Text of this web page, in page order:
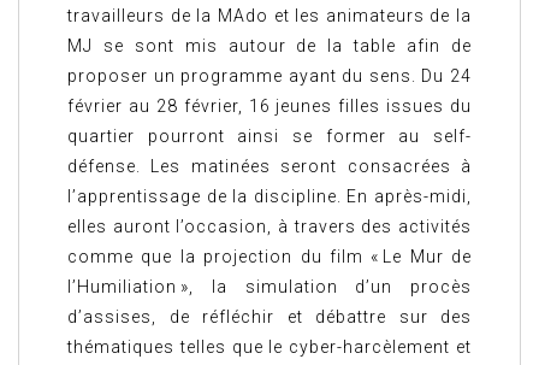
travailleurs de la MAdo et les animateurs de la
MJ se sont mis autour de la table afin de
proposer un programme ayant du sens. Du 24
février au 28 février, 16 jeunes filles issues du
quartier pourront ainsi se former au self-
défense. Les matinées seront consacrées à
l’apprentissage de la discipline. En après-midi,
elles auront l’occasion, à travers des activités
comme que la projection du film « Le Mur de
l’Humiliation », la simulation d’un procès
d’assises, de réfléchir et débattre sur des
thématiques telles que le cyber-harcèlement et